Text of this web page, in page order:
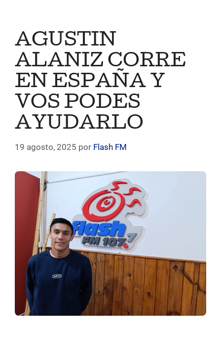
AGUSTIN
ALANIZ CORRE
EN ESPAÑA Y
VOS PODES
AYUDARLO
19 agosto, 2025 por Flash FM